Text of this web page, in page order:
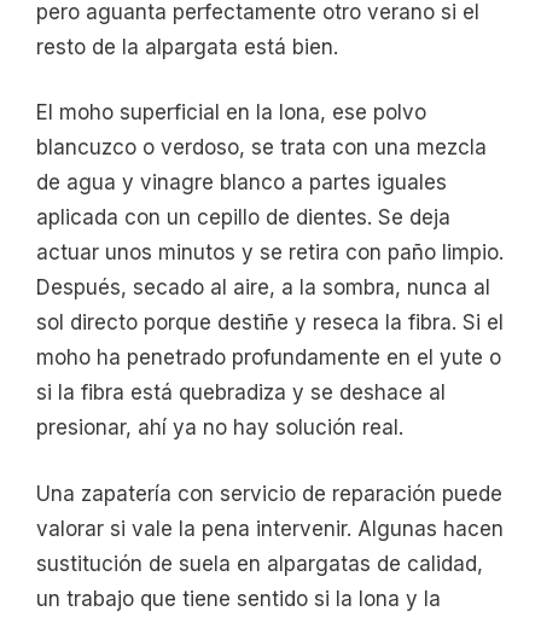
pero aguanta perfectamente otro verano si el
resto de la alpargata está bien.
El moho superficial en la lona, ese polvo
blancuzco o verdoso, se trata con una mezcla
de agua y vinagre blanco a partes iguales
aplicada con un cepillo de dientes. Se deja
actuar unos minutos y se retira con paño limpio.
Después, secado al aire, a la sombra, nunca al
sol directo porque destiñe y reseca la fibra. Si el
moho ha penetrado profundamente en el yute o
si la fibra está quebradiza y se deshace al
presionar, ahí ya no hay solución real.
Una zapatería con servicio de reparación puede
valorar si vale la pena intervenir. Algunas hacen
sustitución de suela en alpargatas de calidad,
un trabajo que tiene sentido si la lona y la